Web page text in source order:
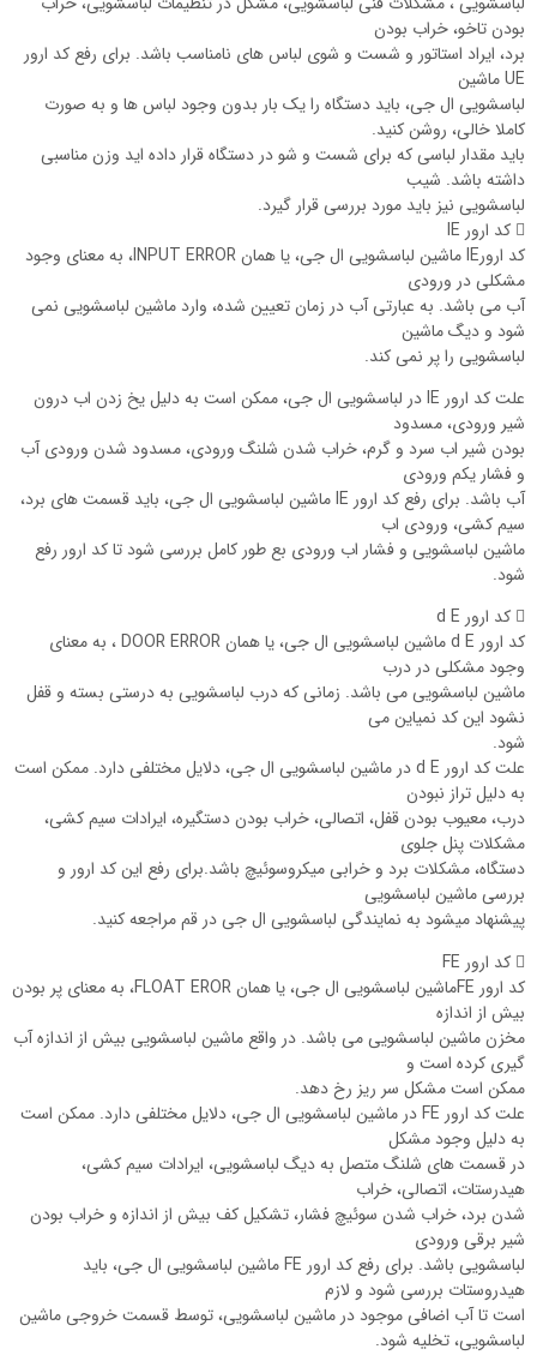
بودن تاخو، خراب بودن
برد، ایراد استاتور و شست و شوی لباس های نامناسب باشد. برای رفع کد ارور
UE ماشین
لباسشویی ال جی، باید دستگاه را یک بار بدون وجود لباس ها و به صورت
کاملا خالی، روشن کنید.
باید مقدار لباسی که برای شست و شو در دستگاه قرار داده اید وزن مناسبی
داشته باشد. شیب
لباسشویی نیز باید مورد بررسی قرار گیرد.
 کد ارور IE
کد ارورIE ماشین لباسشویی ال جی، یا همان INPUT ERROR، به معنای وجود
مشکلی در ورودی
آب می باشد. به عبارتی آب در زمان تعیین شده، وارد ماشین لباسشویی نمی
شود و دیگ ماشین
لباسشویی را پر نمی کند.
علت کد ارور IE در لباسشویی ال جی، ممکن است به دلیل یخ زدن اب درون
شیر ورودی، مسدود
بودن شیر اب سرد و گرم، خراب شدن شلنگ ورودی، مسدود شدن ورودی آب
و فشار یکم ورودی
آب باشد. برای رفع کد ارور IE ماشین لباسشویی ال جی، باید قسمت های برد،
سیم کشی، ورودی اب
ماشین لباسشویی و فشار اب ورودی بع طور کامل بررسی شود تا کد ارور رفع
شود.
 کد ارور d E
کد ارور d E ماشین لباسشویی ال جی، یا همان DOOR ERROR ، به معنای
وجود مشکلی در درب
ماشین لباسشویی می باشد. زمانی که درب لباسشویی به درستی بسته و قفل
نشود این کد نمیاین می
شود.
علت کد ارور d E در ماشین لباسشویی ال جی، دلایل مختلفی دارد. ممکن است
به دلیل تراز نبودن
درب، معیوب بودن قفل، اتصالی، خراب بودن دستگیره، ایرادات سیم کشی،
مشکلات پنل جلوی
دستگاه، مشکلات برد و خرابی میکروسوئیچ باشد.برای رفع این کد ارور و
بررسی ماشین لباسشویی
پیشنهاد میشود به نمایندگی لباسشویی ال جی در قم مراجعه کنید.
 کد ارور FE
کد ارور FEماشین لباسشویی ال جی، یا همان FLOAT EROR، به معنای پر بودن
بیش از اندازه
مخزن ماشین لباسشویی می باشد. در واقع ماشین لباسشویی بیش از اندازه آب
گیری کرده است و
ممکن است مشکل سر ریز رخ دهد.
علت کد ارور FE در ماشین لباسشویی ال جی، دلایل مختلفی دارد. ممکن است
به دلیل وجود مشکل
در قسمت های شلنگ متصل به دیگ لباسشویی، ایرادات سیم کشی،
هیدرستات، اتصالی، خراب
شدن برد، خراب شدن سوئیچ فشار، تشکیل کف بیش از اندازه و خراب بودن
شیر برقی ورودی
لباسشویی باشد. برای رفع کد ارور FE ماشین لباسشویی ال جی، باید
هیدروستات بررسی شود و لازم
است تا آب اضافی موجود در ماشین لباسشویی، توسط قسمت خروجی ماشین
لباسشویی، تخلیه شود.